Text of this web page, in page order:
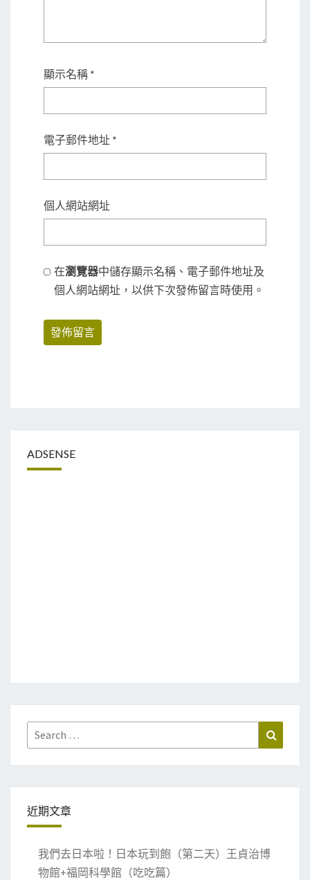
顯示名稱 *
電子郵件地址 *
個人網站網址
在瀏覽器中儲存顯示名稱、電子郵件地址及
個人網站網址，以供下次發佈留言時使用。
ADSENSE
Search
for:
近期文章
我們去日本啦！日本玩到飽（第二天）王貞治博
物館+福岡科學館（吃吃篇）